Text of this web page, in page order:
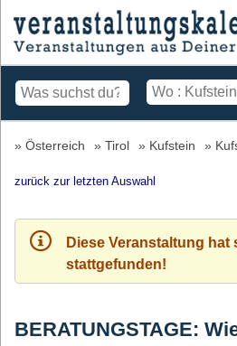
Österreich Tirol Kufstein
zurück zur letzten Auswahl
Diese Veranstaltung hat
stattgefunden!
BERATUNGSTAGE: